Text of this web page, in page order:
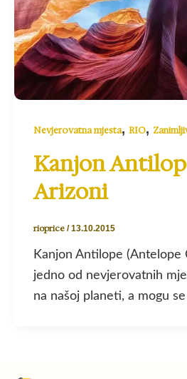
Nevjerovatna mjesta, RIO,
Kanjon
Arizoni
rioprice /13.10.2015
Kanjon Antilope (Antelope
jedno od nevjerovatnih
na našoj planeti, a mogu